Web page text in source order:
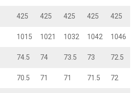
425 425 425 425 425
1015 1021 1032 1042 1046
74.5 74 73.5 73 72.5
70.5 71 71 71.5 72